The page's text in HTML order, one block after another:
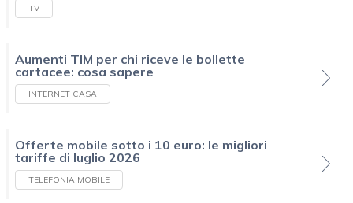
TV
Aumenti TIM per chi riceve le bollette
cartacee: cosa sapere
INTERNET CASA
Offerte mobile sotto i 10 euro: le migliori
tariffe di luglio 2026
TELEFONIA MOBILE